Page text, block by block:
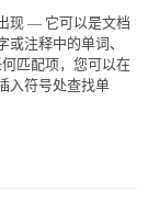
现 — 它可以是文档
注释中的单词、
匹配项，您可以在
入符号处查找单